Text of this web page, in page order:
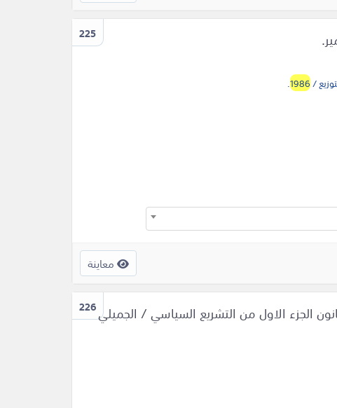
225
/
1986
.
معاينة
226الجزء الاول من التشريع السياسي / الجميلي